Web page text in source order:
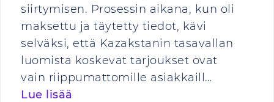
siirtymisen. Prosessin aikana, kun oli
maksettu ja täytetty tiedot, kävi
selväksi, että Kazakstanin tasavallan
luomista koskevat tarjoukset ovat
vain riippumattomille asiakkaill…
Lue lisää